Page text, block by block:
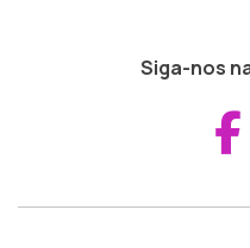
Siga-nos